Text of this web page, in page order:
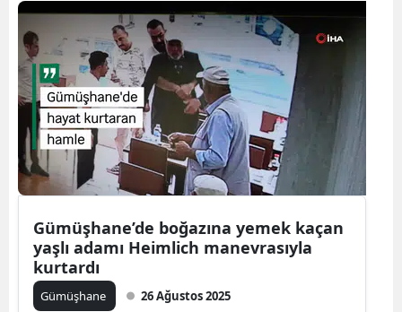
Erzurum
Eskişehir
Gaziantep
Giresun
Gümüşhane
Hakkari
Hatay
Mersin
Gümüşhane’de boğazına yemek kaçan
yaşlı adamı Heimlich manevrasıyla
kurtardı
Gümüşhane 26 Ağustos 2025